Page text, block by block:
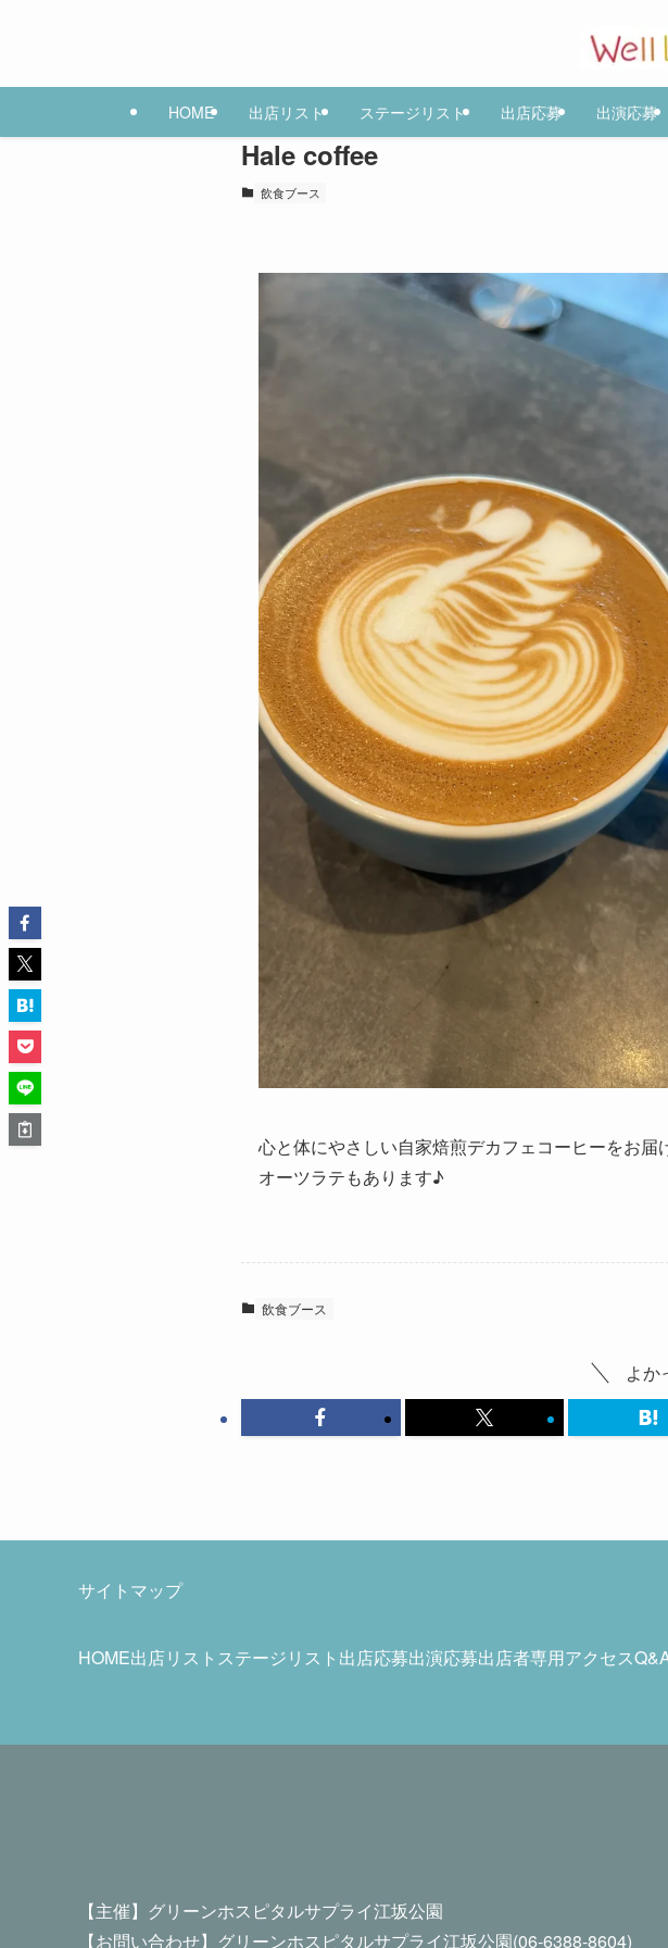
HOME 出店リスト ステージリスト 出店応募 出演応募
Hale coffee
飲食ブース
心と体にやさしい自家焙煎デカフェコーヒーをお届
オーツラテもあります♪
飲食ブース
よか
サイトマップ
HOME出店リスト ステージリスト 出店応募出演応募出店者専用アクセス
【主催】グリーンホスピタルサプライ江坂公園
【お問い合わせ】グリーンホスピタルサプライ江坂公園(06-6388-8604)